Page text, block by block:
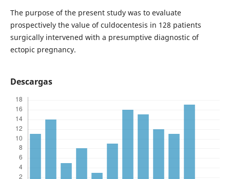
The purpose of the present study was to evaluate
prospectively the value of culdocentesis in 128 patients
surgically intervened with a presumptive diagnostic of
ectopic pregnancy.
Descargas